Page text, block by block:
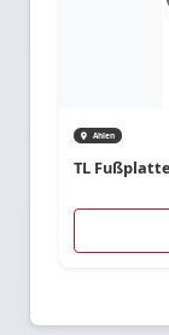
Ahlen
TL